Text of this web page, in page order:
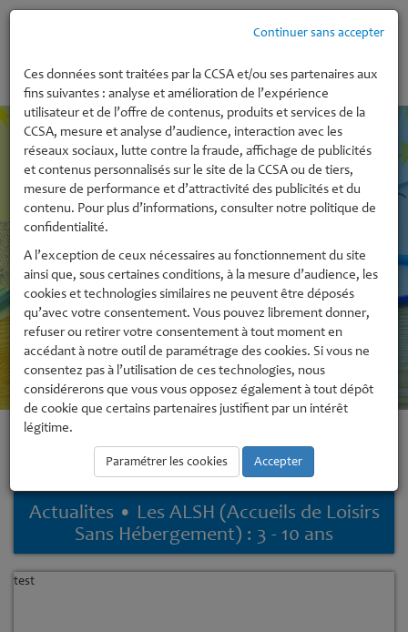
MENU
Accueil Enfance - Jeunesse
(Accueils de Loisirs Sans Hébergement) : 3 - 10 ans
(Accueils de Loisirs Sans Hébergement) : 3 - 10 ans
Actualites • Les ALSH (Accueils de Loisirs
Sans Hébergement) : 3 - 10 ans
test
Continuer sans accepter
Ces données sont traitées par la CCSA et/ou ses partenaires aux
fins suivantes : analyse et amélioration de l’expérience
utilisateur et de l’offre de contenus, produits et services de la
CCSA, mesure et analyse d’audience, interaction avec les
réseaux sociaux, lutte contre la fraude, affichage de publicités
et contenus personnalisés sur le site de la CCSA ou de tiers,
mesure de performance et d’attractivité des publicités et du
contenu. Pour plus d’informations, consulter notre politique de
confidentialité.
A l’exception de ceux nécessaires au fonctionnement du site
ainsi que, sous certaines conditions, à la mesure d’audience, les
cookies et technologies similaires ne peuvent être déposés
qu’avec votre consentement. Vous pouvez librement donner,
refuser ou retirer votre consentement à tout moment en
accédant à notre outil de paramétrage des cookies. Si vous ne
consentez pas à l’utilisation de ces technologies, nous
considérerons que vous vous opposez également à tout dépôt
de cookie que certains partenaires justifient par un intérêt
légitime.
Paramétrer les cookies Accepter